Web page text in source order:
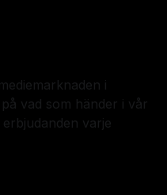
i
vad som händer i vår
varje